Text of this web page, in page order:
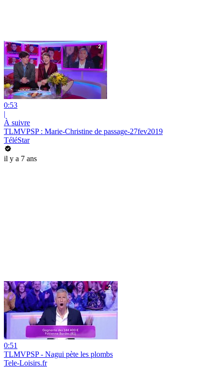
0:53
|
À suivre
TLMVPSP : Marie-Christine de passage-27fev2019
TéléStar
il y a 7 ans
0:51
TLMVPSP - Nagui pète les plombs
Tele-Loisirs.fr